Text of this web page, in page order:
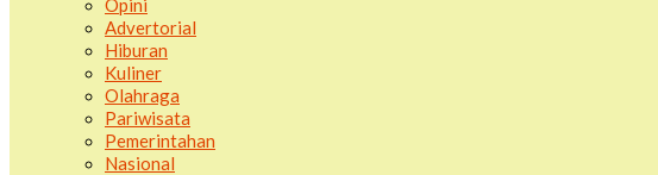
Opini
Advertorial
Hiburan
Kuliner
Olahraga
Pariwisata
Pemerintahan
Nasional